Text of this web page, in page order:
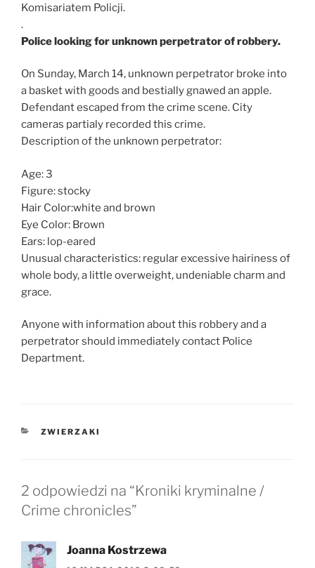
Komisariatem Policji.
.
Police looking for unknown perpetrator of robbery.
On Sunday, March 14, unknown perpetrator broke into
a basket with goods and bestially gnawed an apple.
Defendant escaped from the crime scene. City
cameras partialy recorded this crime.
Description of the unknown perpetrator:
Age: 3
Figure: stocky
Hair Color:white and brown
Eye Color: Brown
Ears: lop-eared
Unusual characteristics: regular excessive hairiness of
whole body, a little overweight, undeniable charm and
grace.
Anyone with information about this robbery and a
perpetrator should immediately contact Police
Department.
KATEGORIE
ZWIERZAKI
2 odpowiedzi na “Kroniki kryminalne /
Crime chronicles”
Joanna Kostrzewa